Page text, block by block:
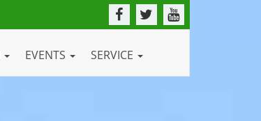
EVENTS SERVICE